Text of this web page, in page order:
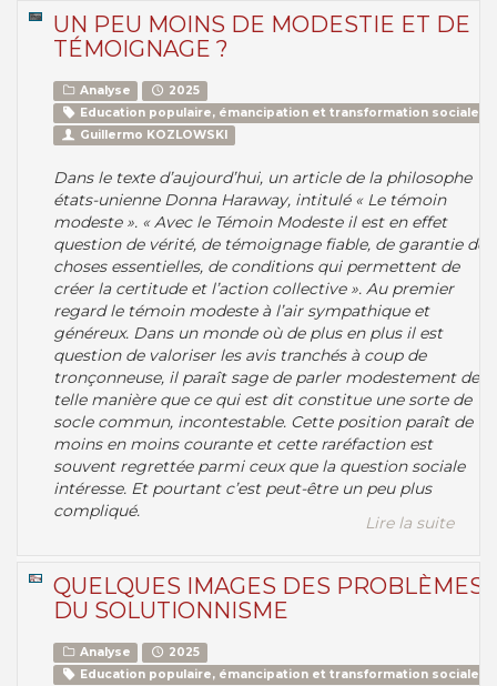
UN PEU MOINS DE MODESTIE ET DE
TÉMOIGNAGE ?
Analyse
2025
Education populaire, émancipation et transformation sociale
Guillermo KOZLOWSKI
Dans le texte d’aujourd’hui, un article de la philosophe
états-unienne Donna Haraway, intitulé « Le témoin
modeste ». « Avec le Témoin Modeste il est en effet
question de vérité, de témoignage fiable, de garantie de
choses essentielles, de conditions qui permettent de
créer la certitude et l’action collective ». Au premier
regard le témoin modeste à l’air sympathique et
généreux. Dans un monde où de plus en plus il est
question de valoriser les avis tranchés à coup de
tronçonneuse, il paraît sage de parler modestement de
telle manière que ce qui est dit constitue une sorte de
socle commun, incontestable. Cette position paraît de
moins en moins courante et cette raréfaction est
souvent regrettée parmi ceux que la question sociale
intéresse. Et pourtant c’est peut-être un peu plus
compliqué.
Lire la suite
QUELQUES IMAGES DES PROBLÈMES
DU SOLUTIONNISME
Analyse
2025
Education populaire, émancipation et transformation sociale